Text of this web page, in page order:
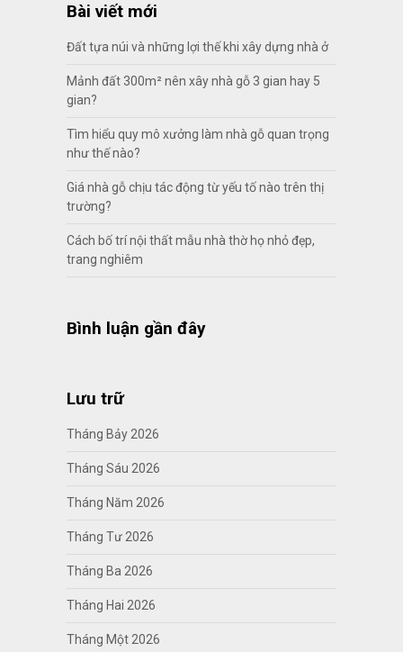
Bài viết mới
Đất tựa núi và những lợi thế khi xây dựng nhà ở
Mảnh đất 300m² nên xây nhà gỗ 3 gian hay 5
gian?
Tìm hiểu quy mô xưởng làm nhà gỗ quan trọng
như thế nào?
Giá nhà gỗ chịu tác động từ yếu tố nào trên thị
trường?
Cách bố trí nội thất mẫu nhà thờ họ nhỏ đẹp,
trang nghiêm
Bình luận gần đây
Lưu trữ
Tháng Bảy 2026
Tháng Sáu 2026
Tháng Năm 2026
Tháng Tư 2026
Tháng Ba 2026
Tháng Hai 2026
Tháng Một 2026